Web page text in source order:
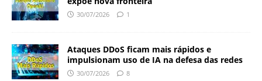
30/07/2026 1
Ataques DDoS ficam mais rápidos e
impulsionam uso de IA na defesa das redes
30/07/2026 8